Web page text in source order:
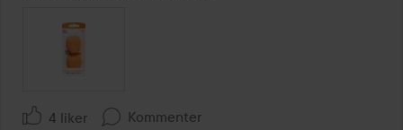
4 liker Kommenter